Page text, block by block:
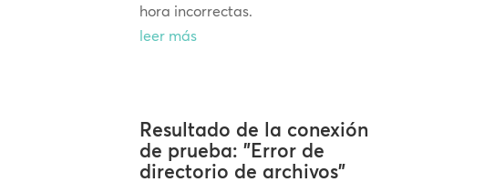
hora incorrectas.
leer más
Resultado de la conexión
de prueba: "Error de
directorio de archivos"